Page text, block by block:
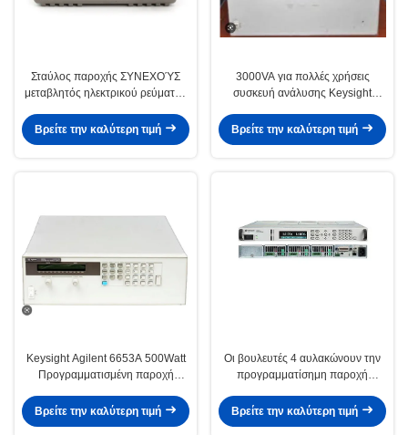
Σταύλος παροχής ΣΥΝΕΧΟΎΣ
μεταβλητός ηλεκτρικού ρεύματος
Agilent E3643A Keysight GPIB
Βρείτε την καλύτερη τιμή
3000VA για πολλές χρήσεις
συσκευή ανάλυσης Keysight
πηγής ισχύος εναλλασσόμενου
Βρείτε την καλύτερη τιμή
Keysight Agilent 6653A 500Watt
Προγραμματισμένη παροχή
Βρείτε την καλύτερη τιμή
Οι βουλευτές 4 αυλακώνουν την
προγραμματίσημη παροχή
ΣΥΝΕΧΟΎΣ ηλεκτρικού ρεύματος
Agilent N6701A
Βρείτε την καλύτερη τιμή